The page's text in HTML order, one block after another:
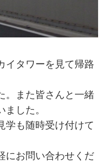
イタワーを見て帰路
。また皆さんと一緒
した。
学も随時受け付けて
にお問い合わせくだ